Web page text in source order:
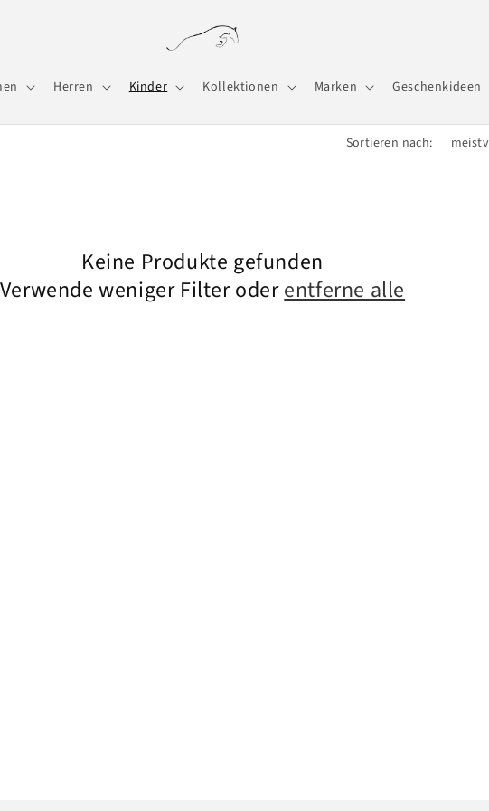
Herren Kinder Kollektionen Marken Geschenkideen
Sortieren nach:
Keine Produkte gefunden
Verwende weniger Filter oderentferne alle